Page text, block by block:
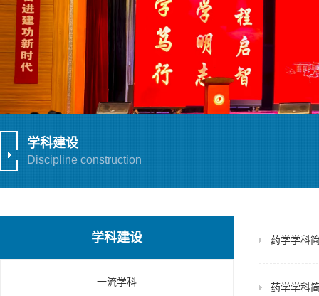
学科建设
Discipline construction
学科建设
一流学科
药学学科
药学学科